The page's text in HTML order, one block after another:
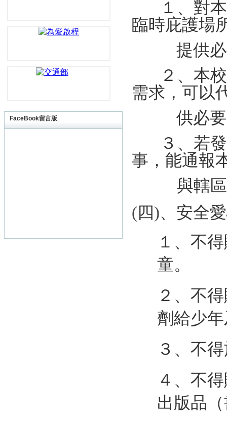
FaceBook留言版
１ 、 對
臨時庇護場
提供
２、 本
需求，可以
供必
３、 若
事 ，能通報
與轄
(四)、 安全
１ 、不
童。
２ 、不
劑給少
３ 、不
４ 、不
出版品